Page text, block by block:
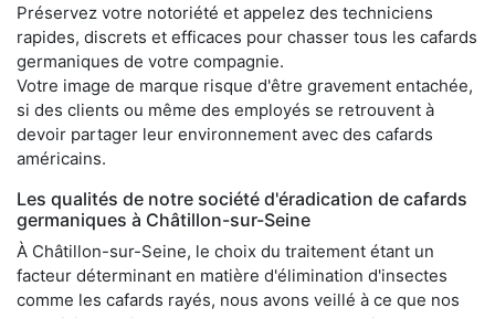
Préservez votre notoriété et appelez des techniciens
rapides, discrets et efficaces pour chasser tous les cafards
germaniques de votre compagnie.
Votre image de marque risque d'être gravement entachée,
si des clients ou même des employés se retrouvent à
devoir partager leur environnement avec des cafards
américains.
Les qualités de notre société d'éradication de cafards
germaniques à Châtillon-sur-Seine
À Châtillon-sur-Seine, le choix du traitement étant un
facteur déterminant en matière d'élimination d'insectes
comme les cafards rayés, nous avons veillé à ce que nos